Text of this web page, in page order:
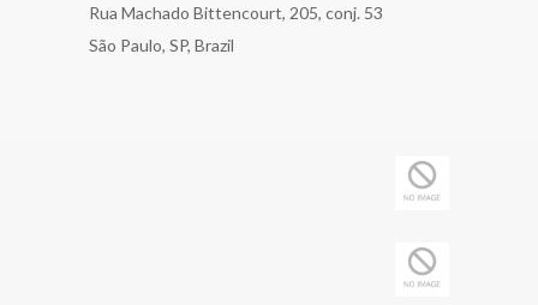
Rua Machado Bittencourt, 205, conj. 53
São Paulo, SP, Brazil